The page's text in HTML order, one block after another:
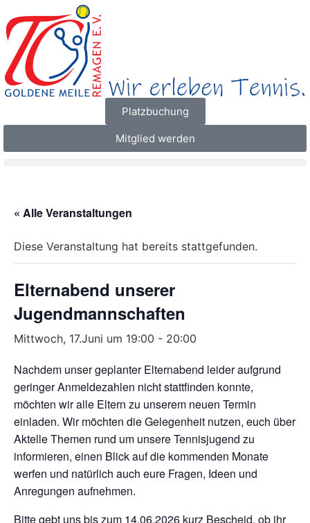
Platzbuchung
Mitglied werden
« Alle Veranstaltungen
Diese Veranstaltung hat bereits stattgefunden.
Elternabend unserer
Jugendmannschaften
Mittwoch, 17.Juni um 19:00 - 20:00
Nachdem unser geplanter Elternabend leider aufgrund
geringer Anmeldezahlen nicht stattfinden konnte,
möchten wir alle Eltern zu unserem neuen Termin
einladen. Wir möchten die Gelegenheit nutzen, euch über
Aktelle Themen rund um unsere Tennisjugend zu
informieren, einen Blick auf die kommenden Monate
werfen und natürlich auch eure Fragen, Ideen und
Anregungen aufnehmen.
Bitte gebt uns bis zum 14.06.2026 kurz Bescheid, ob ihr